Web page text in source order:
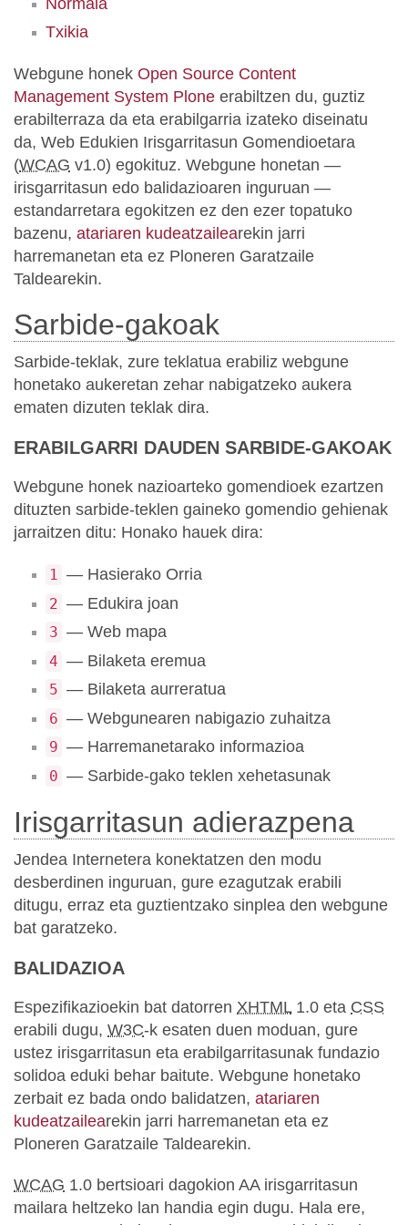
Txikia
Webgune honek Open Source Content
Management System Plone erabiltzen du, guztiz
erabilterraza da eta erabilgarria izateko diseinatu
da, Web Edukien Irisgarritasun Gomendioetara
(WCAG v1.0) egokituz. Webgune honetan —
irisgarritasun edo balidazioaren inguruan —
estandarretara egokitzen ez den ezer topatuko
bazenu, atariaren kudeatzailearekin jarri
harremanetan eta ez Ploneren Garatzaile
Taldearekin.
Sarbide-gakoak
Sarbide-teklak, zure teklatua erabiliz webgune
honetako aukeretan zehar nabigatzeko aukera
ematen dizuten teklak dira.
ERABILGARRI DAUDEN SARBIDE-GAKOAK
Webgune honek nazioarteko gomendioek ezartzen
dituzten sarbide-teklen gaineko gomendio gehienak
jarraitzen ditu: Honako hauek dira:
1 — Hasierako Orria
2 — Edukira joan
3 — Web mapa
4 — Bilaketa eremua
5 — Bilaketa aurreratua
6 — Webgunearen nabigazio zuhaitza
9 — Harremanetarako informazioa
0 — Sarbide-gako teklen xehetasunak
Irisgarritasun adierazpena
Jendea Internetera konektatzen den modu
desberdinen inguruan, gure ezagutzak erabili
ditugu, erraz eta guztientzako sinplea den webgune
bat garatzeko.
BALIDAZIOA
Espezifikazioekin bat datorren XHTML1.0 eta CSS
erabili dugu, W3C-k esaten duen moduan, gure
ustez irisgarritasun eta erabilgarritasunak fundazio
solidoa eduki behar baitute. Webgune honetako
zerbait ez bada ondo balidatzen, atariaren
kudeatzailearekin jarri harremanetan eta ez
Ploneren Garatzaile Taldearekin.
WCAG 1.0 bertsioari dagokion AA irisgarritasun
mailara heltzeko lan handia egin dugu. Hala ere,